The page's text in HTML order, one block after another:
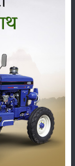
पूरी जानकारी
(N), 25 कि.ग्रा.
तत्वों में से संपूर्ण
का एक-तिहाई भाग
रोपाई के छह
होती है ताकि
जो अंकुरण और बढ़ती
पानी देना पौधे